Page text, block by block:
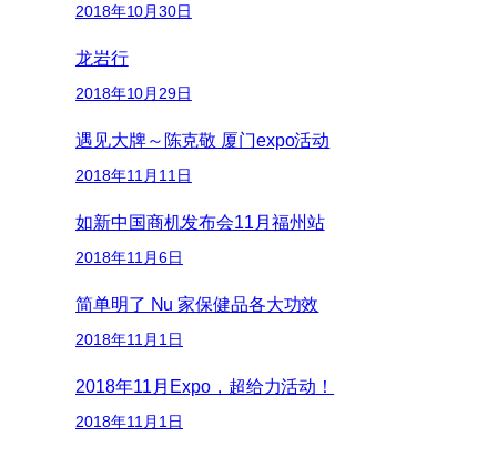
2018年10月30日
龙岩行
2018年10月29日
遇见大牌～陈克敬 厦门expo活动
2018年11月11日
如新中国商机发布会11月福州站
2018年11月6日
简单明了 Nu 家保健品各大功效
2018年11月1日
2018年11月Expo，超给力活动！
2018年11月1日